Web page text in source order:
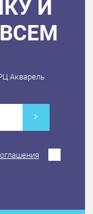
И
Акварель